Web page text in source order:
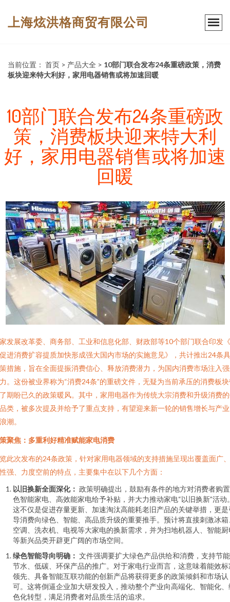
上海炫洪格商贸有限公司
当前位置： 首页 > 产品大全 > 10部门联合发布24条重磅政策，消费
板块迎来特大利好，家用电器销售或将加速回暖
10部门联合发布24条重磅政
策，消费板块迎来特大利
好，家用电器销售或将加速
回暖
发展改革委、商务部、工业和信息化部、财政部等10个部门联合印发
进消费扩容提质加快形成强大国内市场的实施意见》，共计推出24条
措施，旨在全面提振消费信心、释放消费潜力，为国内消费市场注入
。这份被业界称为“消费24条”的重磅文件，无疑为当前承压的消费板
期盼已久的政策暖风。其中，家用电器作为传统大宗消费和升级消费
类，被多次提及并给予了重点支持，有望迎来新一轮的销售增长与产
潮。
聚焦：多重利好精准赋能家电消费
此次发布的24条政策，针对家用电器领域的支持措施呈现出覆盖面广
强、力度空前的特点，主要集中在以下几个方面：
以旧换新全面深化： 政策明确提出，鼓励有条件的地方对消费者购
色智能家电、高效能家电给予补贴，并大力推动家电“以旧换新”活动
这不仅是促进存量更新、加速淘汰高能耗老旧产品的关键举措，更是
导消费向绿色、智能、高品质升级的重要推手。预计将直接刺激冰箱
空调、洗衣机、电视等大家电的换新需求，并为扫地机器人、智能厨
等新兴品类开辟更广阔的市场空间。
绿色智能导向明确： 文件强调要扩大绿色产品供给和消费，支持节
节水、低碳、环保产品的推广。对于家电行业而言，这意味着能效标
领先、具备智能互联功能的创新产品将获得更多的政策倾斜和市场认
可。这将倒逼企业加大研发投入，推动整个产业向高端化、智能化、
色化转型，满足消费者对品质生活的追求。